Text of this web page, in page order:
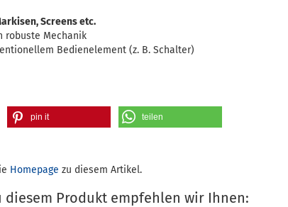
Screens etc.
robuste Mechanik
Bedienelement (z. B. Schalter)
pin it teilen
Homepage zu diesem Artikel.
diesem Produkt empfehlen wir Ihnen: